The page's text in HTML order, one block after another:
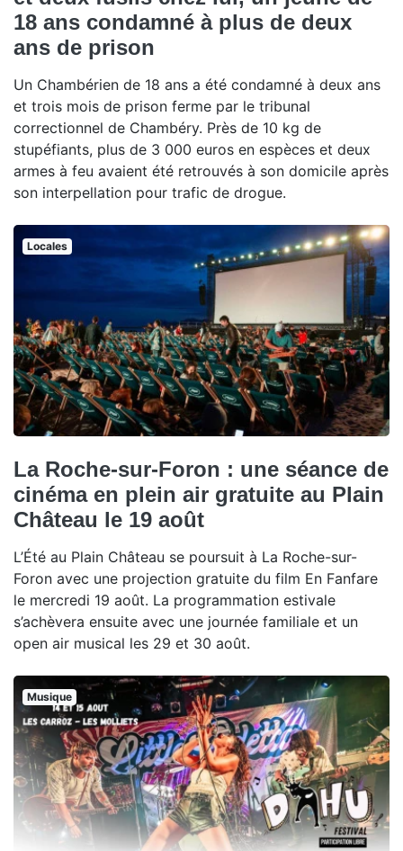
18 ans condamné à plus de deux
ans de prison
Un Chambérien de 18 ans a été condamné à deux ans
et trois mois de prison ferme par le tribunal
correctionnel de Chambéry. Près de 10 kg de
stupéfiants, plus de 3 000 euros en espèces et deux
armes à feu avaient été retrouvés à son domicile après
son interpellation pour trafic de drogue.
Locales
La Roche-sur-Foron : une séance de
cinéma en plein air gratuite au Plain
Château le 19 août
L’Été au Plain Château se poursuit à La Roche-sur-
Foron avec une projection gratuite du film En Fanfare
le mercredi 19 août. La programmation estivale
s’achèvera ensuite avec une journée familiale et un
open air musical les 29 et 30 août.
Musique